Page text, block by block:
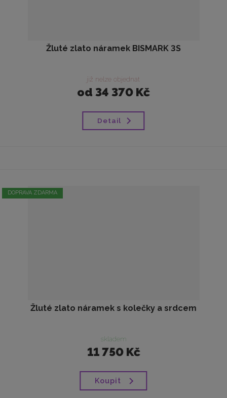
Žluté zlato náramek BISMARK 3S
již nelze objednat
od 34 370 Kč
Detail
DOPRAVA ZDARMA
Žluté zlato náramek s kolečky a srdcem
skladem
11 750 Kč
Koupit